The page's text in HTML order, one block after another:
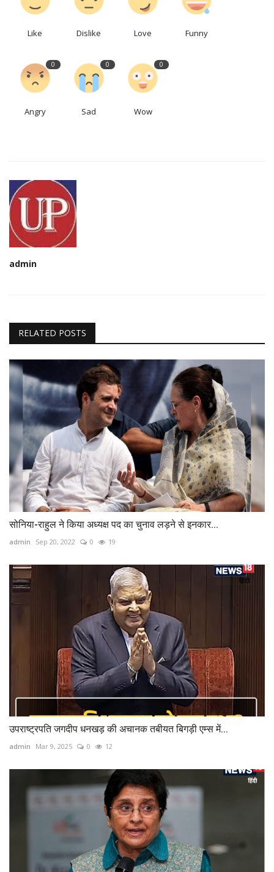
Like Dislike Love Funny
0
Angry
0
Sad
0
Wow
admin
RELATED POSTS
सोनिया-राहुल ने किया अध्यक्ष पद का चुनाव लड़ने से इनकार...
admin Sep 20, 2022 0 19
उपराष्ट्रपति जगदीप धनखड़ की अचानक तबीयत बिगड़ी एम्स में...
admin Mar 9, 2025 0 12